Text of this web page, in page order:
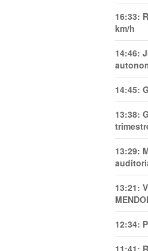
16:33:
km/h
14:46:
14:45:
13:38:
13:29:
13:21:
12:34:
11:41: